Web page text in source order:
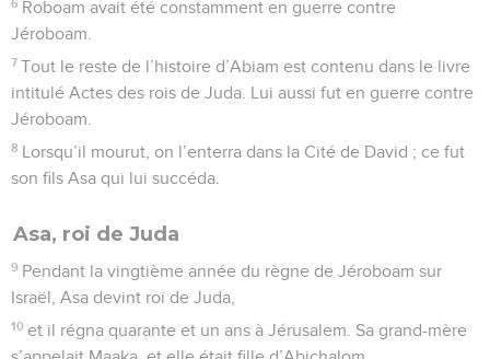
6 Roboam avait été constamment en guerre contre
Jéroboam.
7 Tout le reste de l’histoire d’Abiam est contenu dans le livre
intitulé Actes des rois de Juda. Lui aussi fut en guerre contre
Jéroboam.
8 Lorsqu’il mourut, on l’enterra dans la Cité de David ; ce fut
son fils Asa qui lui succéda.
Asa, roi de Juda
9 Pendant la vingtième année du règne de Jéroboam sur
Israël, Asa devint roi de Juda,
10 et il régna quarante et un ans à Jérusalem. Sa grand-mère